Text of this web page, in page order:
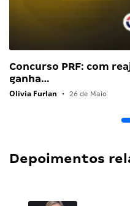
Concurso PRF: com
ganha…
Olivia Furlan • 26 de Maio
Depoimentos